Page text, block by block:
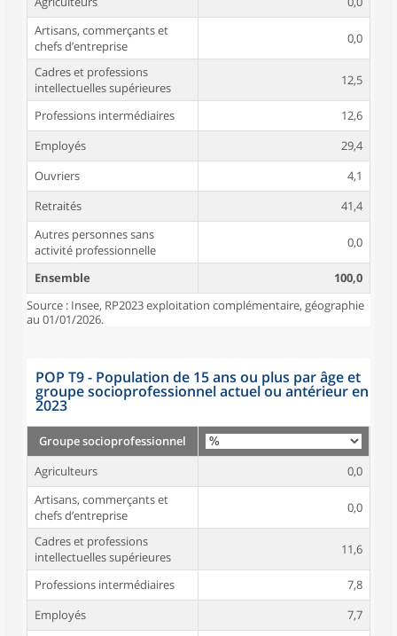
Artisans, commerçants et
chefs d’entreprise
0,0
Cadres et professions
intellectuelles supérieures
12,5
Professions intermédiaires
12,6
Employés
29,4
Ouvriers
4,1
Retraités
41,4
Autres personnes sans
activité professionnelle
0,0
Ensemble
100,0
Source : Insee, RP2023 exploitation complémentaire, géographie
au 01/01/2026.
POP T9 - Population de 15 ans ou plus par âge et
groupe socioprofessionnel actuel ou antérieur en
2023
Groupe socioprofessionnel
Agriculteurs
0,0
Artisans, commerçants et
chefs d’entreprise
0,0
Cadres et professions
intellectuelles supérieures
11,6
Professions intermédiaires
7,8
Employés
7,7